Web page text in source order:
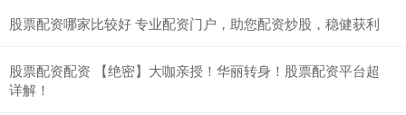
股票配资哪家比较好 专业配资门户，助您配资炒股，稳健获利
股票配资配资 【绝密】大咖亲授！华丽转身！股票配资平台超
详解！